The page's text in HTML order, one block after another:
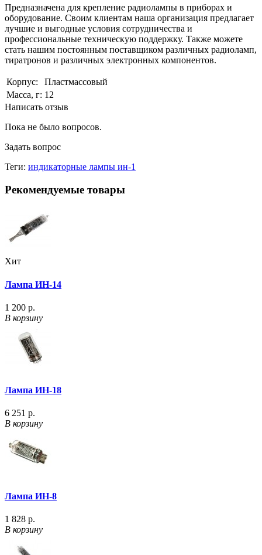
Предназначена для крепление радиолампы в приборах и
оборудование. Своим клиентам наша организация предлагает
лучшие и выгодные условия сотрудничества и
профессиональные техническую поддержку. Также можете
стать нашим постоянным поставщиком различных радиоламп,
тиратронов и различных электронных компонентов.
Корпус:
Пластмассовый
Масса, г: 12
Написать отзыв
Пока не было вопросов.
Задать вопрос
Теги: индикаторные лампы ин-1
Рекомендуемые товары
Хит
Лампа ИН-14
1 200 р.
В корзину
Лампа ИН-18
6 251 р.
В корзину
Лампа ИН-8
1 828 р.
В корзину